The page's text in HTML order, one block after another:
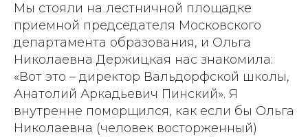
Мы стояли на лестничной площадке
приемной председателя Московского
департамента образования, и Ольга
Николаевна Держицкая нас знакомила:
«Вот это – директор Вальдорфской школы,
Анатолий Аркадьевич Пинский». Я
внутренне поморщился, как если бы Ольга
Николаевна (человек восторженный)